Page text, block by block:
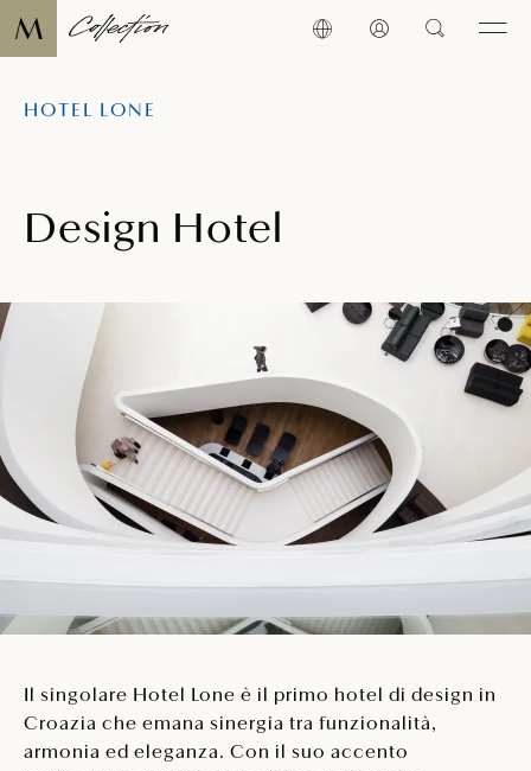
HOTEL LONE
Design Hotel
Il singolare Hotel Lone è il primo hotel di design in
Croazia che emana sinergia tra funzionalità,
armonia ed eleganza. Con il suo accento